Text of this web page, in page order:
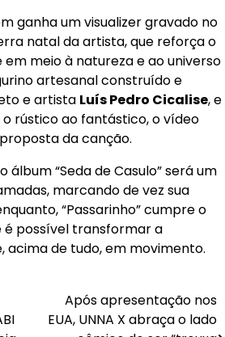
ganha um visualizer gravado no
natal da artista, que reforça o
meio à natureza e ao universo
artesanal construído e
e artista Luís Pedro Cicalise, e
rústico ao fantástico, o vídeo
da canção.
álbum “Seda de Casulo” será um
marcando de vez sua
“Passarinho” cumpre o
possível transformar a
acima de tudo, em movimento.
Após apresentação nos
EUA, UNNA X abraça o lado